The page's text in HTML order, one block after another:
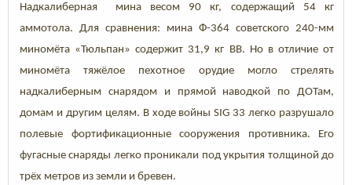
Надкалиберная мина весом 90 кг, содержащий 54 кг
аммотола. Для сравнения: мина Ф-364 советского 240-мм
миномёта «Тюльпан» содержит 31,9 кг ВВ. Но в отличие от
миномёта тяжёлое пехотное орудие могло стрелять
надкалиберным снарядом и прямой наводкой по ДОТам,
домам и другим целям. В ходе войны SIG 33 легко разрушало
полевые фортификационные сооружения противника. Его
фугасные снаряды легко проникали под укрытия толщиной до
трёх метров из земли и бревен.